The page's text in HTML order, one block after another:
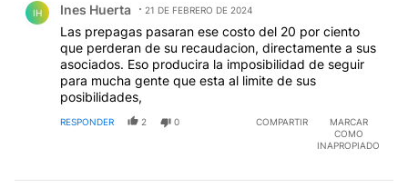
IH Ines Huerta 21 DE FEBRERO DE 2024
Las prepagas pasaran ese costo del 20 por ciento
que perderan de su recaudacion, directamente a sus
asociados. Eso producira la imposibilidad de seguir
para mucha gente que esta al limite de sus
posibilidades,
RESPONDER 2 0 COMPARTIR
MARCAR
COMO
INAPROPIADO